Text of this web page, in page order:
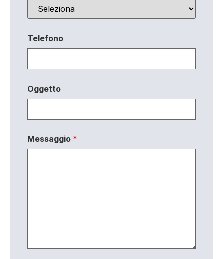
Telefono
Oggetto
Messaggio *